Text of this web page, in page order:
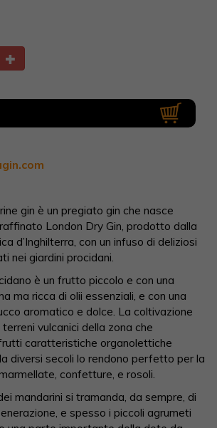
gin è un pregiato gin che nasce
raffinato London Dry Gin, prodotto dalla
d’Inghilterra, con un infuso di deliziosi
nei giardini procidani.
è un frutto piccolo e con una
ma ricca di olii essenziali, e con una
aromatico e dolce. La coltivazione
vulcanici della zona che
caratteristiche organolettiche
diversi secoli lo rendono perfetto per la
confetture, e rosoli.
mandarini si tramanda, da sempre, di
e spesso i piccoli agrumeti